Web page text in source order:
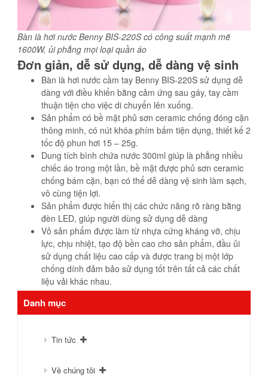
Bàn là hơi nước Benny BIS-220S có công suất mạnh mẽ
1600W, ủi phẳng mọi loại quần áo
Đơn giản, dễ sử dụng, dễ dàng vệ sinh
Bàn là hơi nước cầm tay Benny BIS-220S sử dụng dễ
dàng với điều khiển bằng cảm ứng sau gáy, tay cầm
thuận tiện cho việc di chuyển lên xuống.
Sản phẩm có bề mặt phủ sơn ceramic chống đóng cặn
thông minh, có nút khóa phím bấm tiện dụng, thiết kế 2
tốc độ phun hơi 15 – 25g.
Dung tích bình chứa nước 300ml giúp là phẳng nhiều
chiếc áo trong một lần, bề mặt được phủ sơn ceramic
chống bám cặn, bạn có thể dễ dàng vệ sinh làm sạch,
vô cùng tiện lợi.
Sản phẩm được hiển thị các chức năng rõ ràng bằng
đèn LED, giúp người dùng sử dụng dễ dàng
Vỏ sản phẩm được làm từ nhựa cứng kháng vỡ, chịu
lực, chịu nhiệt, tạo độ bền cao cho sản phẩm, đầu ủi
sử dụng chất liệu cao cấp và được trang bị một lớp
chống dính đảm bảo sử dụng tốt trên tất cả các chất
liệu vải khác nhau.
Danh mục
Tin tức
Về chúng tôi